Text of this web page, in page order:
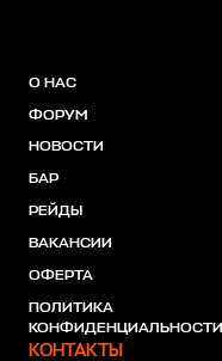
О НАС
ФОРУМ
НОВОСТИ
БАР
РЕЙДЫ
ВАКАНСИИ
ОФЕРТА
ПОЛИТИКА
КОНФИДЕНЦИАЛЬНОСТИ
КОНТАКТЫ